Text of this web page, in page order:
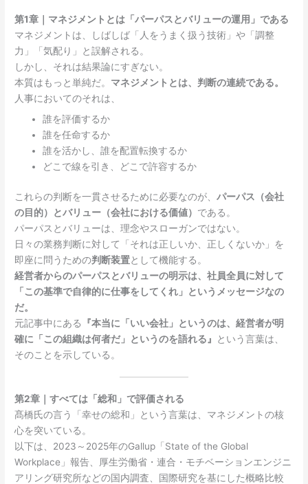
第1章｜マネジメントとは「パーパスとバリューの運用」である
マネジメントは、しばしば「人をうまく扱う技術」や「調整
力」「気配り」と誤解される。
しかし、それは結果論にすぎない。
本質はもっと単純だ。 マネジメントとは、判断の連続である。
人事においてのそれは、
誰を評価するか
誰を任命するか
誰を活かし、誰を配置転換するか
どこで線を引き、どこで許容するか
これらの判断を一貫させるために必要なのが、パーパス（会社
の目的）とバリュー（会社における価値） である。
パーパスとバリューは、理念やスローガンではない。
日々の業務判断に対して「それは正しいか、正しくないか」を
即座に問うための判断装置として機能する。
経営者からのパーパスとバリューの明示は、社員全員に対して
「この基準で自律的に仕事をしてくれ」というメッセージなの
だ。
元記事中にある
『本当に「いい会社」というのは、経営者が明
確に「この組織は何者だ」というのを語れる』
という言葉は、
そのことを示している。
第2章｜すべては「総和」で評価される
髙橋氏の言う「幸せの総和」という言葉は、マネジメントの核
心を突いている。
以下は、2023～2025年のGallup「State of the Global
Workplace」報告、厚生労働省・連合・モチベーションエンジニ
アリング研究所などの国内調査、国際研究を基にした概略比較